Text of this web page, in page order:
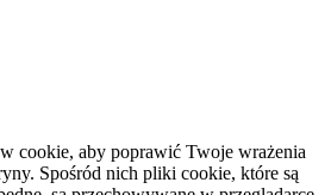
cookie, aby poprawić Twoje wrażenia
Spośród nich pliki cookie, które są